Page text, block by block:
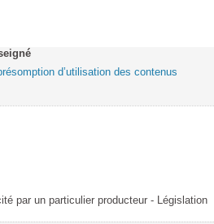
d’utilisation des contenus
par un particulier producteur - Législation